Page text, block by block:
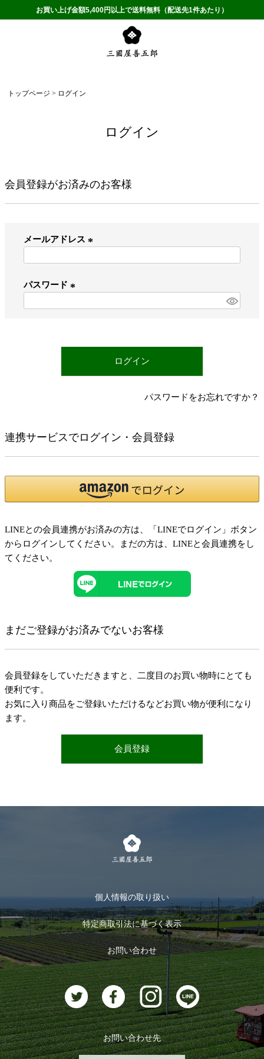
お買い上げ金額5,400円以上で送料無料（配送先1件あたり）
トップページ ログイン
ログイン
会員登録がお済みのお客様
メールアドレス
パスワード
)
ログイン
パスワードをお忘れですか？
連携サービスでログイン・会員登録
LINEとの会員連携がお済みの方は、「LINEでログイン」ボタン
からログインしてください。まだの方は、 LINEと会員連携をし
てください。
まだご登録がお済みでないお客様
会員登録をしていただきますと、二度目のお買い物時にとても
便利です。
お気に入り商品をご登録いただけるなどお買い物が便利になり
ます。
会員登録
個人情報の取り扱い
特定商取引法に基づく表示
お問い合わせ
お問い合わせ先